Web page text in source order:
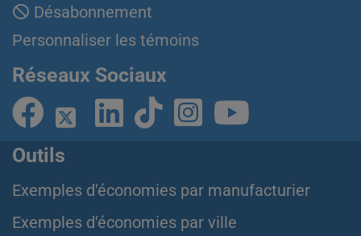
Désabonnement
Personnaliser les témoins
Réseaux Sociaux
Outils
Exemples d'économies par manufacturier
Exemples d'économies par ville